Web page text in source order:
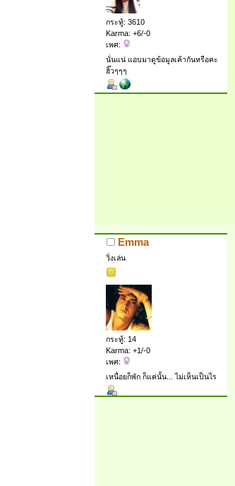
กระทู้: 3610
Karma: +6/-0
เพศ:
นั่นแน่ แอบมาดูข้อมูลเค้ากันหรือคะ
ฮิ๊วๆๆๆ
Emma
วิ่งเล่น
กระทู้: 14
Karma: +1/-0
เพศ:
เหนื่อยก็พัก ก็แค่นั้น... ไม่เห็นเป็นไร